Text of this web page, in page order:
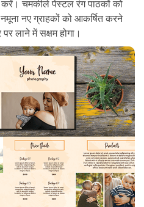
करें। चमकीले पेस्टल रंग पाठकों को
नए ग्राहकों को आकर्षित करने
लाने में सक्षम होगा।